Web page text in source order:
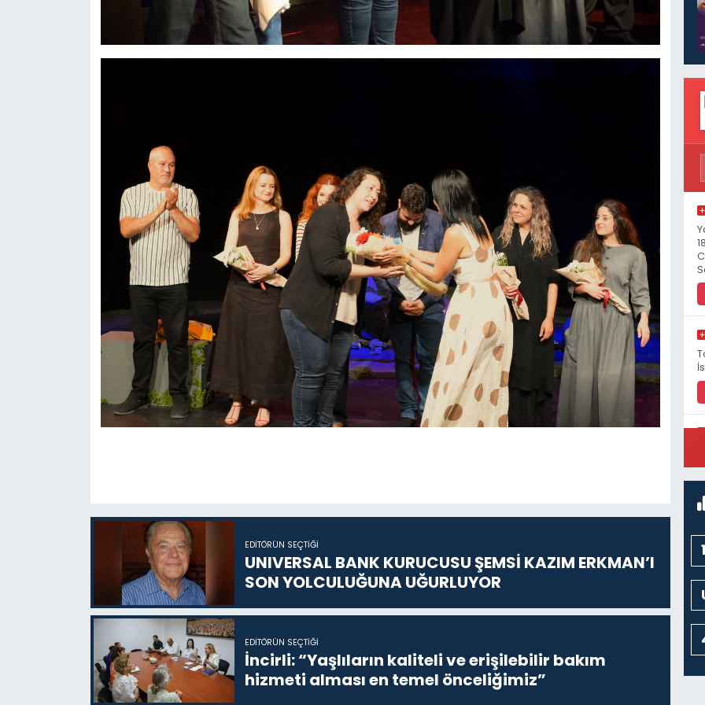
EDITÖRÜN SEÇTIĞI
UNIVERSAL BANK KURUCUSU ŞEMSİ KAZIM ERKMAN’I
SON YOLCULUĞUNA UĞURLUYOR
EDITÖRÜN SEÇTIĞI
İncirli: “Yaşlıların kaliteli ve erişilebilir bakım
hizmeti alması en temel önceliğimiz”